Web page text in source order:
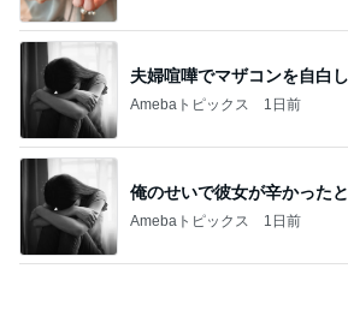
俺のせいで彼女が辛かった
Amebaトピックス 1日前